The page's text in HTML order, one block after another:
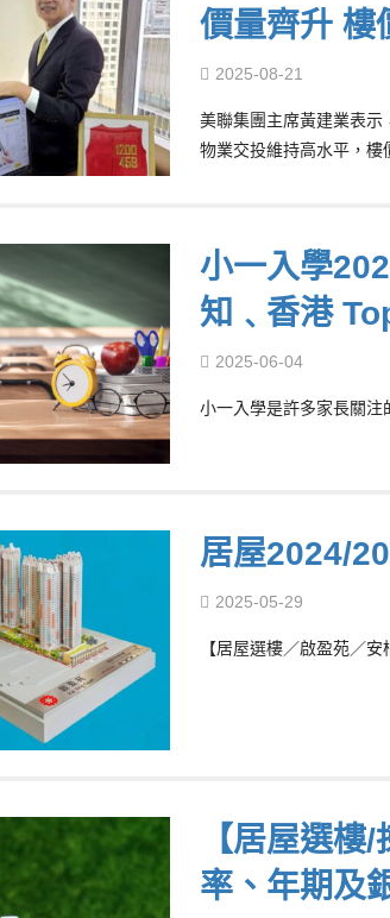
價量齊升 樓
2025-08-21
美聯集團主席黃建業表示
物業交投維持高水平，樓
小一入學
知﹑香港
2025-06-04
小一入學是許多家長關
居屋2024/
2025-05-29
【居屋選樓／啟盈苑／
【居屋選
率、年期及